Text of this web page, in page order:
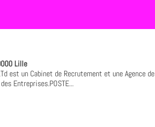
Lille
est un Cabinet de Recrutement et une Agence de
Entreprises.POSTE...